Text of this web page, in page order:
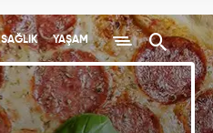
SAĞLIK YAŞAM